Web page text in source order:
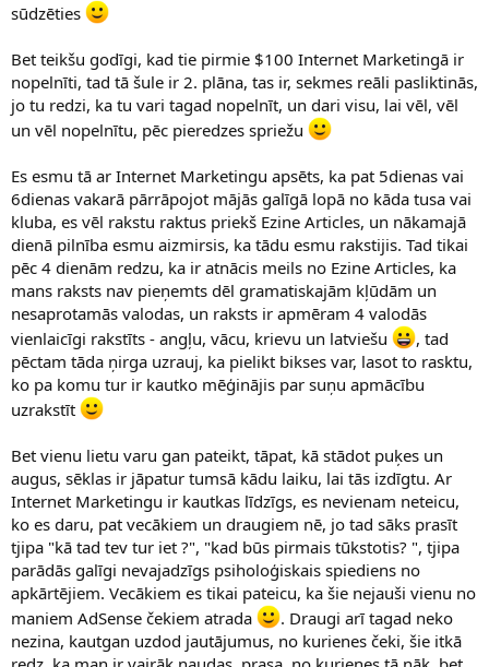
sūdzēties
Bet teikšu godīgi, kad tie pirmie $100 Internet Marketingā ir
nopelnīti, tad tā šule ir 2. plāna, tas ir, sekmes reāli pasliktinās,
jo tu redzi, ka tu vari tagad nopelnīt, un dari visu, lai vēl, vēl
un vēl nopelnītu, pēc pieredzes spriežu
Es esmu tā ar Internet Marketingu apsēts, ka pat 5dienas vai
6dienas vakarā pārrāpojot mājās galīgā lopā no kāda tusa vai
kluba, es vēl rakstu raktus priekš Ezine Articles, un nākamajā
dienā pilnība esmu aizmirsis, ka tādu esmu rakstijis. Tad tikai
pēc 4 dienām redzu, ka ir atnācis meils no Ezine Articles, ka
mans raksts nav pieņemts dēl gramatiskajām kļūdām un
nesaprotamās valodas, un raksts ir apmēram 4 valodās
vienlaicīgi rakstīts - angļu, vācu, krievu un latviešu
, tad
pēctam tāda ņirga uzrauj, ka pielikt bikses var, lasot to rasktu,
ko pa komu tur ir kautko mēģinājis par suņu apmācību
uzrakstīt
Bet vienu lietu varu gan pateikt, tāpat, kā stādot puķes un
augus, sēklas ir jāpatur tumsā kādu laiku, lai tās izdīgtu. Ar
Internet Marketingu ir kautkas līdzīgs, es nevienam neteicu,
ko es daru, pat vecākiem un draugiem nē, jo tad sāks prasīt
tjipa "kā tad tev tur iet ?", "kad būs pirmais tūkstotis? ", tjipa
parādās galīgi nevajadzīgs psiholoģiskais spiediens no
apkārtējiem. Vecākiem es tikai pateicu, ka šie nejauši vienu no
maniem AdSense čekiem atrada
. Draugi arī tagad neko
nezina, kautgan uzdod jautājumus, no kurienes čeki, šie itkā